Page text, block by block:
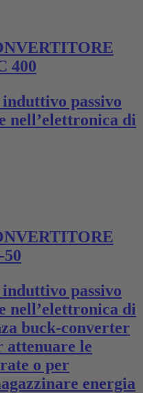
400
passivo
nell’elettronica di
passivo
nell’elettronica di
buck-converter
attenuare le
o per
energia